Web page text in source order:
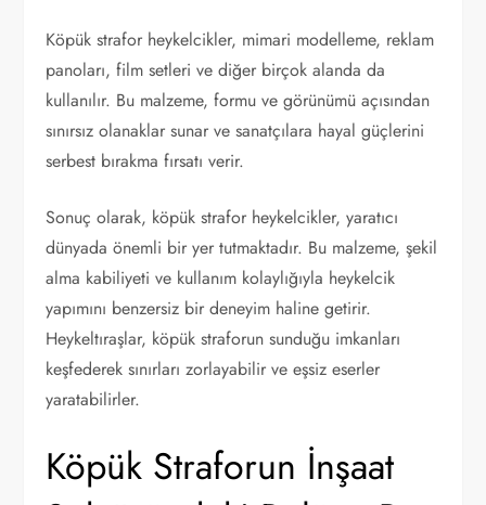
Köpük strafor heykelcikler, mimari modelleme, reklam
panoları, film setleri ve diğer birçok alanda da
kullanılır. Bu malzeme, formu ve görünümü açısından
sınırsız olanaklar sunar ve sanatçılara hayal güçlerini
serbest bırakma fırsatı verir.
Sonuç olarak, köpük strafor heykelcikler, yaratıcı
dünyada önemli bir yer tutmaktadır. Bu malzeme, şekil
alma kabiliyeti ve kullanım kolaylığıyla heykelcik
yapımını benzersiz bir deneyim haline getirir.
Heykeltıraşlar, köpük straforun sunduğu imkanları
keşfederek sınırları zorlayabilir ve eşsiz eserler
yaratabilirler.
Köpük Straforun İnşaat